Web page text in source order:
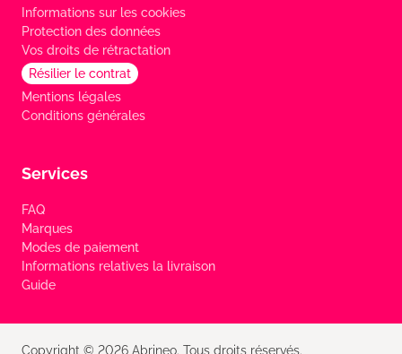
Informations sur les cookies
Protection des données
Vos droits de rétractation
Résilier le contrat
Mentions légales
Conditions générales
Services
FAQ
Marques
Modes de paiement
Informations relatives la livraison
Guide
Copyright © 2026 Abrineo. Tous droits réservés.